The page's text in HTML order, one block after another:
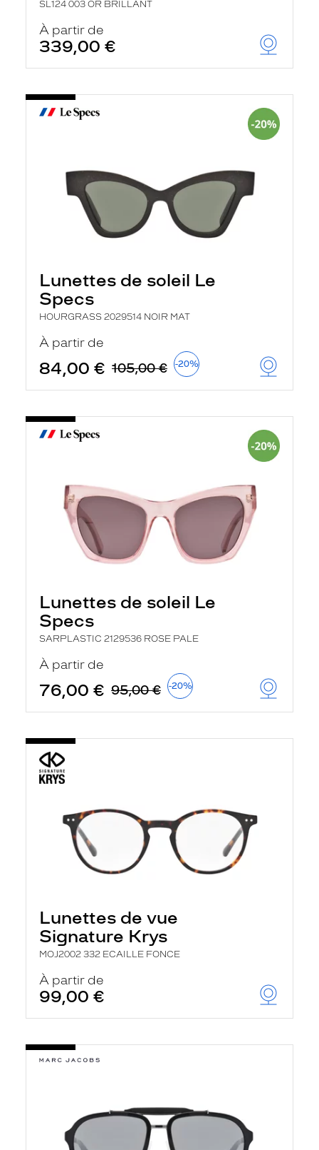
SL124 003 OR BRILLANT
À partir de
339,00 €
Lunettes de soleil Le
Specs
HOURGRASS 2029514 NOIR MAT
À partir de
84,00 € 105,00 € -20%
Lunettes de soleil Le
Specs
SARPLASTIC 2129536 ROSE PALE
À partir de
76,00 € 95,00 € -20%
Lunettes de vue
Signature Krys
MOJ2002 332 ECAILLE FONCE
À partir de
99,00 €